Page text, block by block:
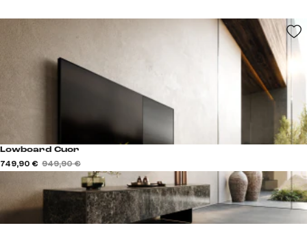
Lowboard Cuor
749,90 € 949,90 €